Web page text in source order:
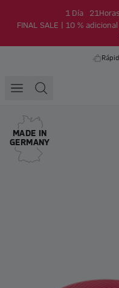
1 Día 21
FINAL SALE | 10 %
MADE IN
GERMANY